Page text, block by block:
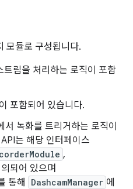
모듈로 구성됩니다.
트림을 처리하는 로직이 포함
포함되어 있습니다.
서 녹화를 트리거하는 로직이
는 해당 인터페이스
,
되어 있으며
통해 DashcamManager 에